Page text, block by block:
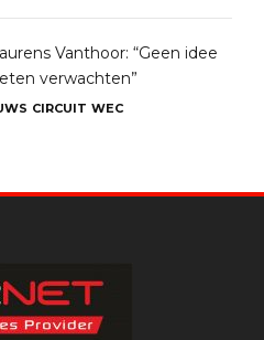
Vanthoor: “Geen idee
verwachten”
CIRCUIT WEC